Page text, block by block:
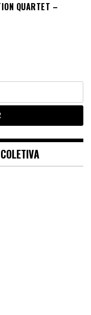
QUARTET –